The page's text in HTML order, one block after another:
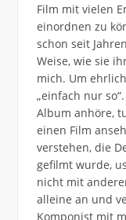
Film mit vielen
einordnen zu
schon seit
Weise, wie sie
mich. Um
„einfach nur
Album anhöre,
einen Film
verstehen, die
gefilmt wurde,
nicht mit
alleine an und
Komponist mit